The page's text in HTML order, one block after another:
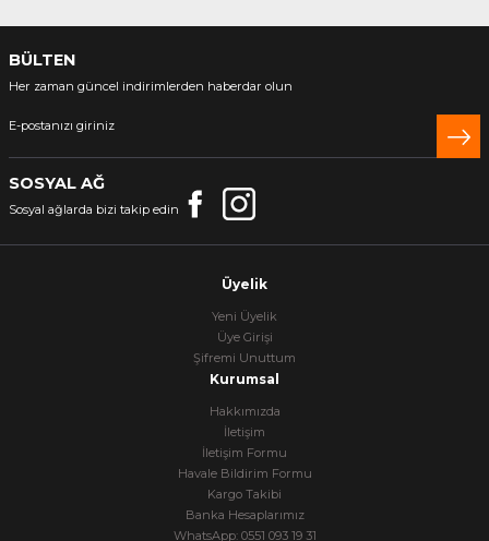
BÜLTEN
Her zaman güncel indirimlerden haberdar olun
SOSYAL AĞ
Sosyal ağlarda bizi takip edin
Üyelik
Yeni Üyelik
Üye Girişi
Şifremi Unuttum
Kurumsal
Hakkımızda
İletişim
İletişim Formu
Havale Bildirim Formu
Kargo Takibi
Banka Hesaplarımız
WhatsApp: 0551 093 19 31